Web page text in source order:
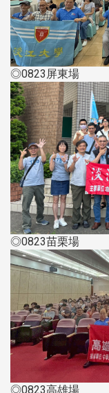
◎0823屏東場
◎0823苗栗場
◎0823高雄場